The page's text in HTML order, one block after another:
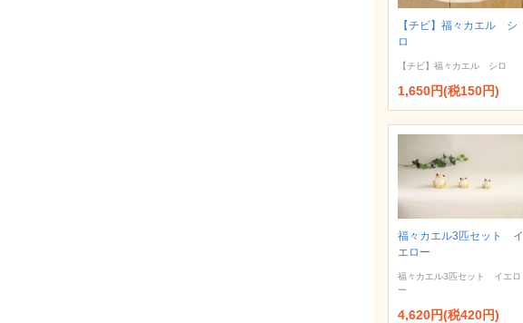
【チビ】福々カエル シ
ロ
【チビ】福々カエル シロ
1,650円(税150円)
福々カエル3匹セット イ
エロー
福々カエル3匹セット イエロ
ー
4,620円(税420円)